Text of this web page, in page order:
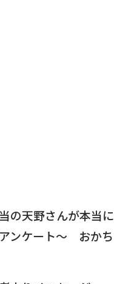
当の天野さんが本
ンケート〜 おか